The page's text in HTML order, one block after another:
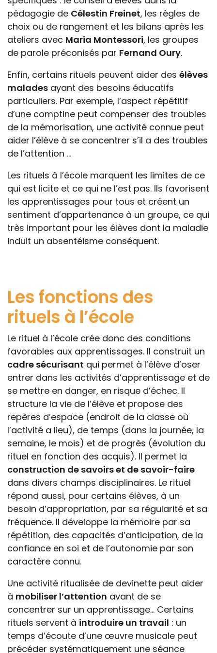
pédagogie de Célestin Freinet, les règles de
choix ou de rangement et les bilans après les
ateliers avec Maria Montessori, les groupes
de parole préconisés par Fernand Oury.
Enfin, certains rituels peuvent aider des élèves
malades ayant des besoins éducatifs
particuliers. Par exemple, l’aspect répétitif
d’une comptine peut compenser des troubles
de la mémorisation, une activité connue peut
aider l’élève à se concentrer s’il a des troubles
de l’attention …
Les rituels à l’école marquent les limites de ce
qui est licite et ce qui ne l’est pas. Ils favorisent
les apprentissages pour tous et créent un
sentiment d’appartenance à un groupe, ce qui
très important pour les élèves dont la maladie
induit un absentéisme conséquent.
Les fonctions des
rituels à l’école
Le rituel à l’école crée donc des conditions
favorables aux apprentissages. Il construit un
cadre sécurisant qui permet à l’élève d’oser
entrer dans les activités d’apprentissage et de
se mettre en danger, en risque d’échec. Il
structure la vie de l’élève et propose des
repères d’espace (endroit de la classe où
l’activité a lieu), de temps (dans la journée, la
semaine, le mois) et de progrès (évolution du
rituel en fonction des acquis). Il permet la
construction de savoirs et de savoir-faire
dans divers champs disciplinaires. Le rituel
répond aussi, pour certains élèves, à un
besoin d’appropriation, par sa régularité et sa
fréquence. Il développe la mémoire par sa
répétition, des capacités d’anticipation, de la
confiance en soi et de l’autonomie par son
caractère connu.
Une activité ritualisée de devinette peut aider
à mobiliser l’attention avant de se
concentrer sur un apprentissage… Certains
rituels servent à introduire un travail : un
temps d’écoute d’une œuvre musicale peut
précéder systématiquement une séance